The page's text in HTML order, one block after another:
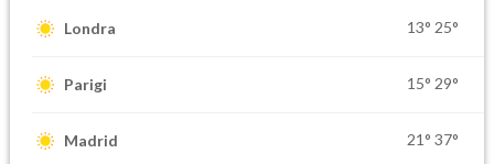
Londra 13° 25°
Parigi 15° 29°
Madrid 21° 37°